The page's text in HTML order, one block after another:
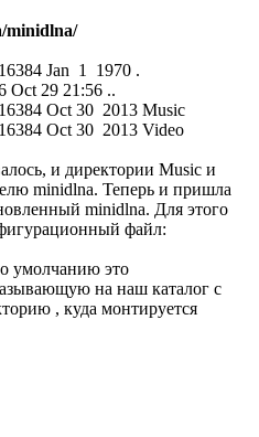
minidlna/
Jan 1 1970 .
29 21:56 ..
Oct 30 2013 Music
Oct 30 2013 Video
и директории Music и
minidlna. Теперь и пришла
minidlna. Для этого
файл:
умолчанию это
на наш каталог с
, куда монтируется